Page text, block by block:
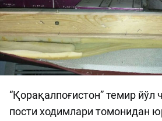
“Қорақалпоғистон” темир йўл
пости ходимлари томонидан